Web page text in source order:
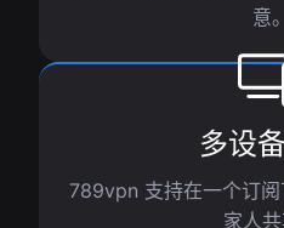
意。
多设
789vpn 支持在一个订
家人共